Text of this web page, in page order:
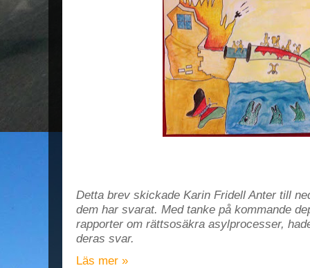
Detta brev skickade Karin Fridell Anter till
dem har svarat. Med tanke på kommande
rapporter om rättsosäkra asylprocesser,
deras svar.
Läs mer »